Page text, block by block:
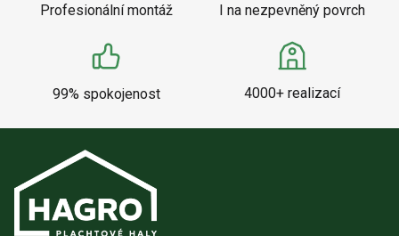
Profesionální montáž I na nezpevněný povrch
99% spokojenost 4000+ realizací